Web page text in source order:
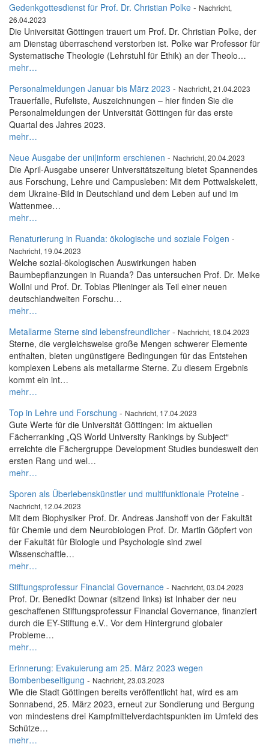
Gedenkgottesdienst für Prof. Dr. Christian Polke - Nachricht,
26.04.2023
Die Universität Göttingen trauert um Prof. Dr. Christian Polke, der
am Dienstag überraschend verstorben ist. Polke war Professor für
Systematische Theologie (Lehrstuhl für Ethik) an der Theolo…
mehr…
Personalmeldungen Januar bis März 2023 - Nachricht, 21.04.2023
Trauerfälle, Rufeliste, Auszeichnungen – hier finden Sie die
Personalmeldungen der Universität Göttingen für das erste
Quartal des Jahres 2023.
mehr…
Neue Ausgabe der uni|inform erschienen - Nachricht, 20.04.2023
Die April-Ausgabe unserer Universitätszeitung bietet Spannendes
aus Forschung, Lehre und Campusleben: Mit dem Pottwalskelett,
dem Ukraine-Bild in Deutschland und dem Leben auf und im
Wattenmee…
mehr…
Renaturierung in Ruanda: ökologische und soziale Folgen -
Nachricht, 19.04.2023
Welche sozial-ökologischen Auswirkungen haben
Baumbepflanzungen in Ruanda? Das untersuchen Prof. Dr. Meike
Wollni und Prof. Dr. Tobias Plieninger als Teil einer neuen
deutschlandweiten Forschu…
mehr…
Metallarme Sterne sind lebensfreundlicher - Nachricht, 18.04.2023
Sterne, die vergleichsweise große Mengen schwerer Elemente
enthalten, bieten ungünstigere Bedingungen für das Entstehen
komplexen Lebens als metallarme Sterne. Zu diesem Ergebnis
kommt ein int…
mehr…
Top in Lehre und Forschung - Nachricht, 17.04.2023
Gute Werte für die Universität Göttingen: Im aktuellen
Fächerranking „QS World University Rankings by Subject“
erreichte die Fächergruppe Development Studies bundesweit den
ersten Rang und wel…
mehr…
Sporen als Überlebenskünstler und multifunktionale Proteine -
Nachricht, 12.04.2023
Mit dem Biophysiker Prof. Dr. Andreas Janshoff von der Fakultät
für Chemie und dem Neurobiologen Prof. Dr. Martin Göpfert von
der Fakultät für Biologie und Psychologie sind zwei
Wissenschaftle…
mehr…
Stiftungsprofessur Financial Governance - Nachricht, 03.04.2023
Prof. Dr. Benedikt Downar (sitzend links) ist Inhaber der neu
geschaffenen Stiftungsprofessur Financial Governance, finanziert
durch die EY-Stiftung e.V.. Vor dem Hintergrund globaler
Probleme…
mehr…
Erinnerung: Evakuierung am 25. März 2023 wegen
Bombenbeseitigung - Nachricht, 23.03.2023
Wie die Stadt Göttingen bereits veröffentlicht hat, wird es am
Sonnabend, 25. März 2023, erneut zur Sondierung und Bergung
von mindestens drei Kampfmittelverdachtspunkten im Umfeld des
Schütze…
mehr…